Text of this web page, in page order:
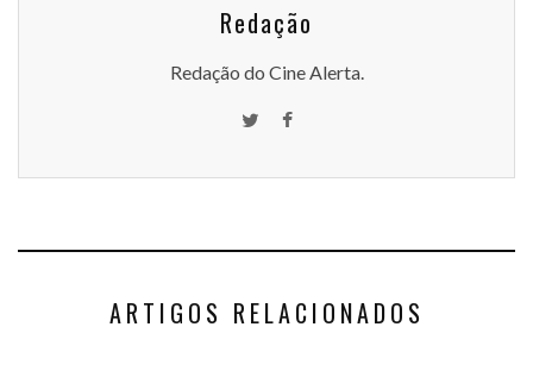
Redação
Redação do Cine Alerta.
ARTIGOS RELACIONADOS